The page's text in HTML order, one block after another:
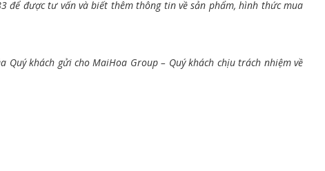
để được tư vấn và biết thêm thông tin về sản phẩm, hình thức mua
khách gửi cho MaiHoa Group – Quý khách chịu trách nhiệm về